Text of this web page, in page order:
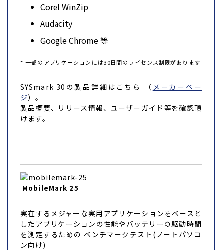
Corel WinZip
Audacity
Google Chrome 等
* 一部のアプリケーションには30日間のライセンス制限があります
SYSmark 30の製品詳細はこちら （ メーカーペー
ジ）。
製品概要、リリース情報、ユーザーガイド等を確認頂
けます。
MobileMark 25
実在するメジャーな実用アプリケーションをベースと
したアプリケーションの性能やバッテリーの駆動時間
を測定するための ベンチマークテスト(ノートパソコ
ン向け)